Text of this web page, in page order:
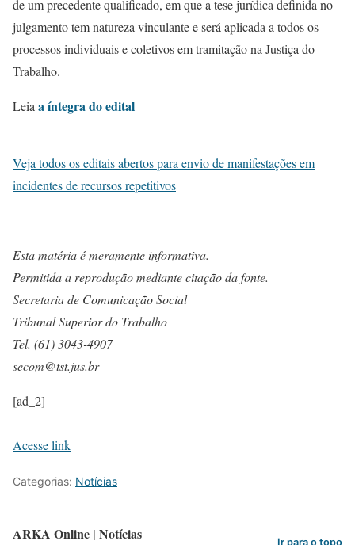
de um precedente qualificado, em que a tese jurídica definida no
julgamento tem natureza vinculante e será aplicada a todos os
processos individuais e coletivos em tramitação na Justiça do
Trabalho.
Leiaa íntegra do edital
Veja todos os editais abertos para envio de manifestações em
incidentes de recursos repetitivos
Esta matéria é meramente informativa.
Permitida a reprodução mediante citação da fonte.
Secretaria de Comunicação Social
Tribunal Superior do Trabalho
Tel. (61) 3043-4907
secom@tst.jus.br
[ad_2]
Acesse link
Categorias: Notícias
ARKA Online | Notícias Ir para o topo